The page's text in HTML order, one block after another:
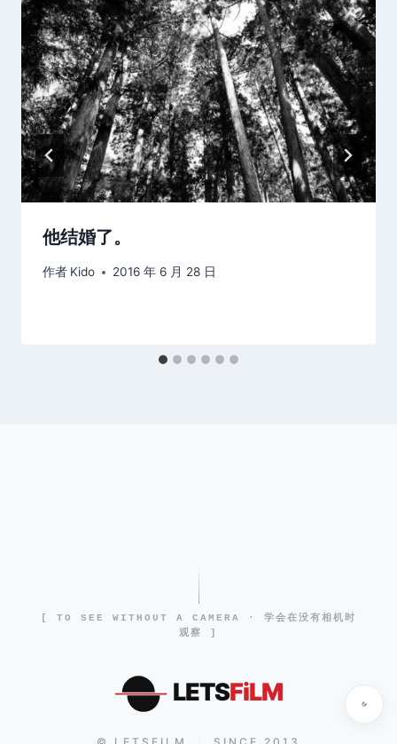
他结婚了。
作者 Kido 2016 年 6 月 28 日
[ TO SEE WITHOUT A CAMERA · 学会在没有相机时
观察 ]
LETSFiLM